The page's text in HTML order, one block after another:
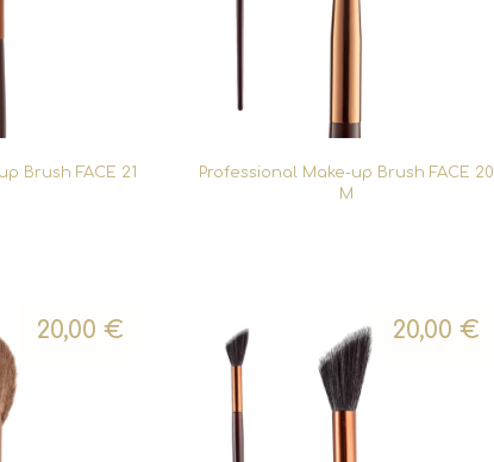
Brush FACE 21
Professional Make-up Brush FACE 20
M
20,00€ 20,00€